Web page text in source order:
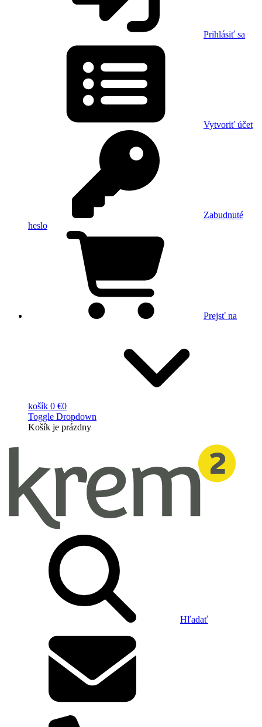
Prihlásiť sa
Vytvoriť účet
Zabudnuté
heslo
Prejsť na
košík 0 €0
Toggle Dropdown
Košík je prázdny
Hľadať